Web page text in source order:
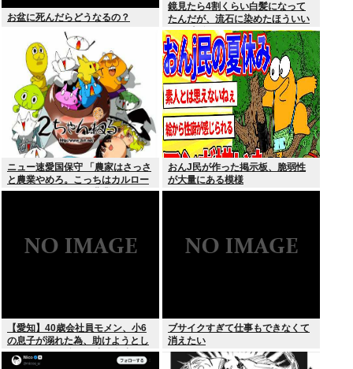
お盆に死んだらどうなるの？
鏡見たら4割くらい白髪になって
たんだが、流石に染めたほういい
の ？半分おじいちゃんでドン引き
したわ
ニュー速愛国保守 「農家はさっさ
と農業やめろ。こっちはカルロー
ズでいいんだから。農業されたら
おんJ民が作った掲示板、脆弱性
が大量にある模様
【愛知】40歳会社員モメン、小6
の息子が溺れた為、助けようとし
て溺れる なお息子は妻が救出
ブサイクすぎて仕事もできなくて
消えたい